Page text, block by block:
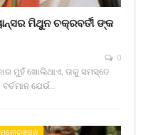
ମିଥୁନ ଚକ୍ରବର୍ତୀ ଙ୍କ
0
ମୁହଁ ଖୋଲିଥାଏ, ତାକୁ ସମସ୍ତେ
ଯେଉଁ…
ମନୋରଞ୍ଜନ